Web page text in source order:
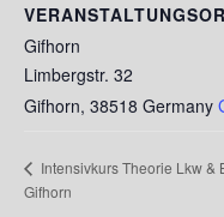
Gifhorn
Limbergstr. 32
Gifhorn, 38518 Germany
Intensivkurs Theorie Lkw &
Gifhorn